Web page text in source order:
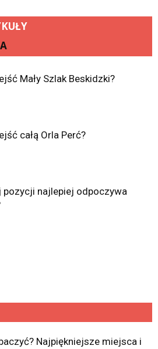
Mały Szlak Beskidzki?
całą Orla Perć?
pozycji najlepiej odpoczywa
Najpiękniejsze miejsca i